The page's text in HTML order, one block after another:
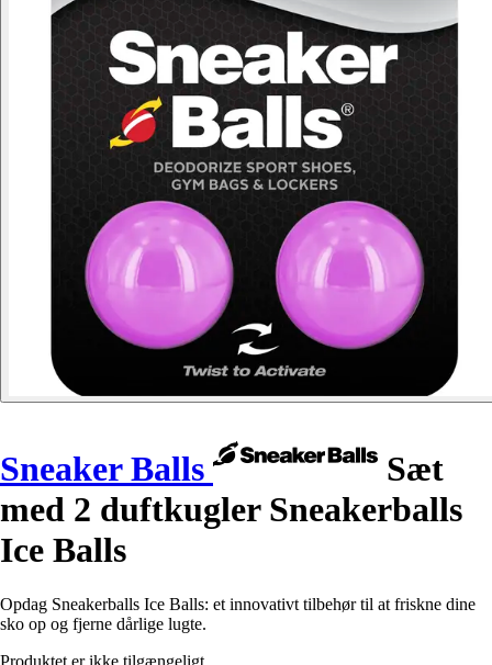
Sneaker Balls
Sæt
med 2 duftkugler Sneakerballs
Ice Balls
Opdag Sneakerballs Ice Balls: et innovativt tilbehør til at friskne dine
sko op og fjerne dårlige lugte.
Produktet er ikke tilgængeligt